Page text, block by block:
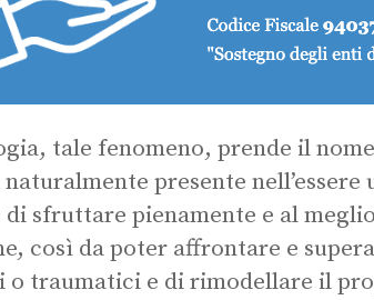
tale fenomeno, prende il
naturalmente presente
sfruttare pienamente e al
così da poter affrontare e
o traumatici e di rimodellare il